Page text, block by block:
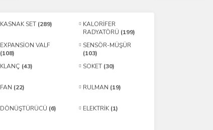
KASNAK SET (289)
KALORİFER
RADYATÖRÜ (199)
EXPANSİON VALF
(108)
SENSÖR-MÜŞÜR
(103)
KLANÇ (43) SOKET (30)
FAN (22) RULMAN (19)
DÖNÜŞTÜRÜCÜ (6) ELEKTRİK (1)